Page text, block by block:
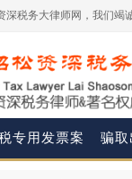
深税务大律师网，我们竭
专用发票案 骗取